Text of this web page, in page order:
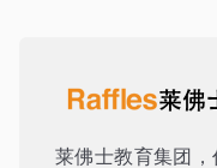
莱佛士教育集团